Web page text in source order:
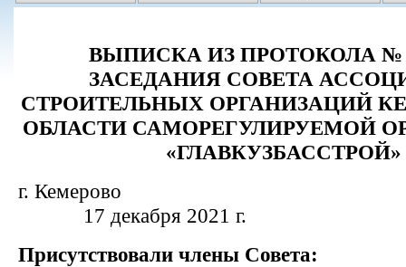
ВЫПИСКА ИЗ ПРОТОКОЛА №
ЗАСЕДАНИЯ СОВЕТА
СТРОИТЕЛЬНЫХ ОРГАНИЗАЦИЙ
ОБЛАСТИ САМОРЕГУЛИРУЕМОЙ
«ГЛАВКУЗБАССТРОЙ»
г.
17 декабря 2021 г.
Присутствовали члены Совета: